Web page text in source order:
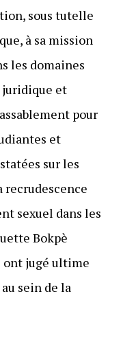
sous tutelle
à sa mission
les domaines
juridique et
pour
et
sur les
recrudescence
sexuel dans les
Bokpè
ont jugé ultime
sein de la